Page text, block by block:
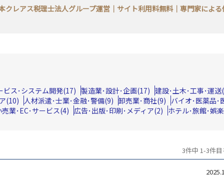
クレアス税理士法人グループ運営｜サイト利用料無料｜専門家によ
ビス･システム開発(17) 製造業･設計･企画(17) 建設･土木･工事･運送
(10) 人材派遣･士業･金融･警備(9) 卸売業･商社(9) バイオ･医薬品･
売業･EC･サービス(4) 広告･出版･印刷･メディア(2) ホテル･旅館･娯
3件中 1-3件